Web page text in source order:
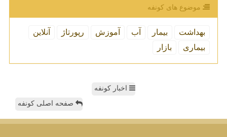
موضوع های كونفه
بهداشت بیمار آب آموزش رپورتاژ
آنلاین
بیماری
بازار
اخبار کونفه
صفحه اصلی کونفه